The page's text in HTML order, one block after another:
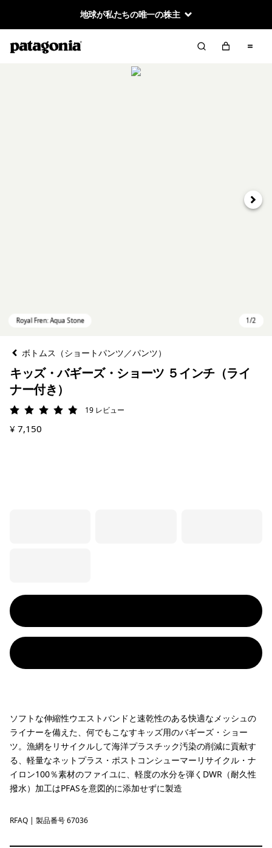
地球が私たちの唯一の株主
次へ
ボトムス（ショートパンツ／パンツ）
キッズ・バギーズ・ショーツ ５インチ（ライ
ナー付き）
評価: 4.9 / 5
19 レビュー
¥ 7,150
ソフトな伸縮性ウエストバンドと速乾性のある快適なメッシュの
ライナーを備えた、何でもこなすキッズ用のバギーズ・ショー
ツ。漁網をリサイクルして海洋プラスチック汚染の削減に貢献す
る、軽量なネットプラス・ポストコンシューマーリサイクル・ナ
イロン100％素材のファイユに、軽度の水分を弾くDWR（耐久性
撥水）加工はPFASを意図的に添加せずに製造
Royal Fren: Aqua Stone
RFAQ | 製品番号 67036